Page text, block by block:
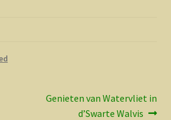
Volgend
Genieten van Watervliet in
d’Swarte Walvis